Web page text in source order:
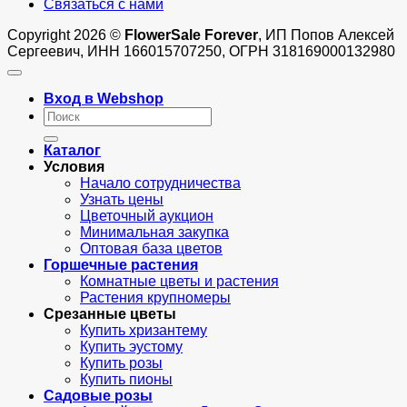
Связаться с нами
Copyright 2026 © FlowerSale Forever, ИП Попов Алексей
Сергеевич, ИНН 166015707250, ОГРН 318169000132980
Вход в Webshop
Искать:
Каталог
Условия
Начало сотрудничества
Узнать цены
Цветочный аукцион
Минимальная закупка
Оптовая база цветов
Горшечные растения
Комнатные цветы и растения
Растения крупномеры
Срезанные цветы
Купить хризантему
Купить эустому
Купить розы
Купить пионы
Садовые розы